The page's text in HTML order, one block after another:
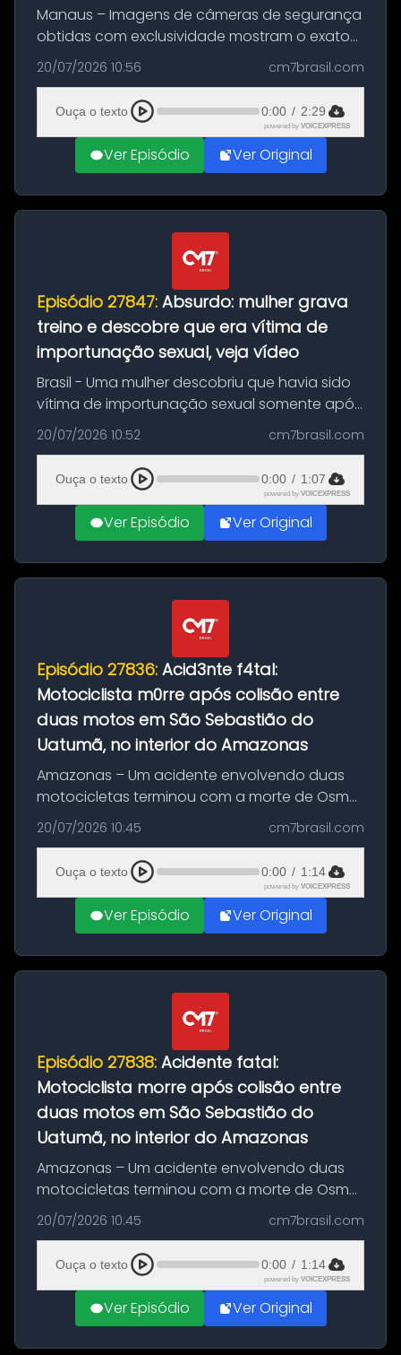
Manaus – Imagens de câmeras de segurança
obtidas com exclusividade mostram o exato
momento da fuga do principal suspeito da
morte de Larissa Araújo, de 28 anos. O crime
ocorreu na noite deste último d...
20/07/2026 10:56 cm7brasil.com
Ouça o texto 0:00 / 2:29
powered by VOICEXPRESS
Ver Episódio Ver Original
Episódio 27847: Absurdo: mulher grava
treino e descobre que era vítima de
importunação sexual, veja vídeo
Brasil - Uma mulher descobriu que havia sido
vítima de importunação sexual somente após
assistir a um vídeo que gravou enquanto
treinava na academia de um condomínio em
Feira de Santana, na Bahia. O c...
20/07/2026 10:52 cm7brasil.com
Ouça o texto 0:00 / 1:07
powered by VOICEXPRESS
Ver Episódio Ver Original
Episódio 27836: Acid3nte f4tal:
Motociclista m0rre após colisão entre
duas motos em São Sebastião do
Uatumã, no interior do Amazonas
Amazonas – Um acidente envolvendo duas
motocicletas terminou com a morte de Osmar
Figueiredo de Souza, de 38 anos, no município
de São Sebastião do Uatumã, no interior do
Amazonas. A colisão ocorreu n...
20/07/2026 10:45 cm7brasil.com
Ouça o texto 0:00 / 1:14
powered by VOICEXPRESS
Ver Episódio Ver Original
Episódio 27838: Acidente fatal:
Motociclista morre após colisão entre
duas motos em São Sebastião do
Uatumã, no interior do Amazonas
Amazonas – Um acidente envolvendo duas
motocicletas terminou com a morte de Osmar
Figueiredo de Souza, de 38 anos, no município
de São Sebastião do Uatumã, no interior do
Amazonas. A colisão ocorreu n...
20/07/2026 10:45 cm7brasil.com
Ouça o texto 0:00 / 1:14
powered by VOICEXPRESS
Ver Episódio Ver Original